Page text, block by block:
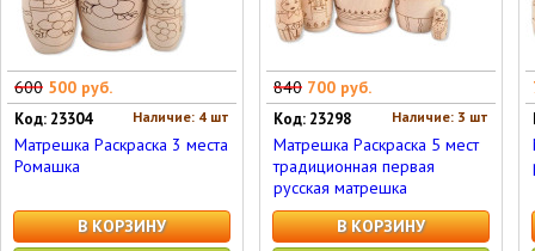
600 500 руб.
Наличие: 4 шт
Код: 23304
Матрешка Раскраска 3 места
Ромашка
В КОРЗИНУ
840 700 руб.
Наличие: 3 шт
Код: 23298
Матрешка Раскраска 5 мест
традиционная первая
русская матрешка
В КОРЗИНУ